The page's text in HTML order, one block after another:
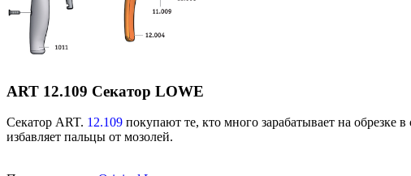
ART 12.109 Секатор LOWE
Секатор ART. 12.109 покупают те, кто много зарабатывает на обрезке
избавляет пальцы от мозолей.